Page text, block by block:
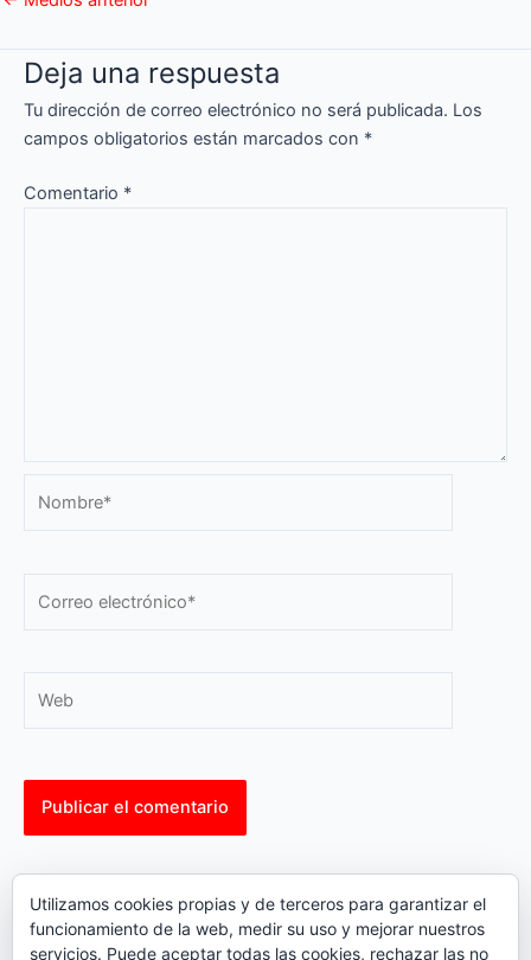
Deja una respuesta
Tu dirección de correo electrónico no será publicada. Los
campos obligatorios están marcados con *
Comentario *
electrónico*
comment data is processed.
Utilizamos cookies propias y de terceros para garantizar el
funcionamiento de la web, medir su uso y mejorar nuestros
servicios. Puede aceptar todas las cookies, rechazar las no